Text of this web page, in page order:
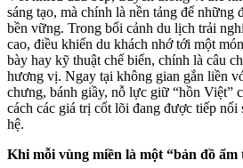
sáng tạo, mà chính là nền tảng để những
bền vững. Trong bối cảnh du lịch trải
cao, điều khiến du khách nhớ tới một
bày hay kỹ thuật chế biến, chính là câu
hương vị. Ngay tại không gian gắn liền
chưng, bánh giầy, nỗ lực giữ “hồn Việt”
cách các giá trị cốt lõi đang được tiếp nối
hệ.
Khi mỗi vùng miền là một “bản đồ ẩm